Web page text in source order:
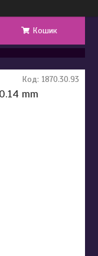
Кошик
mm
Код: 1870.30.93